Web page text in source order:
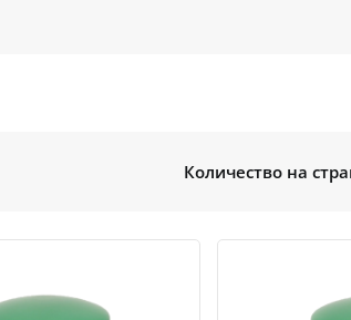
Количество на